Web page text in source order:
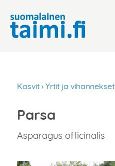
Kasvit ›Yrtit ja vihannekset
Parsa
Asparagus officinalis